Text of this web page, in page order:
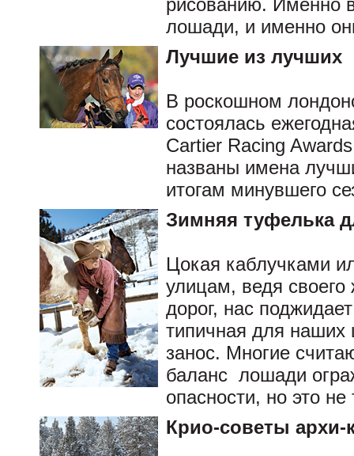
рисованию. Именно
лошади, и именно
Лучшие из лучших
В роскошном
состоялась
Cartier Racing
названы имена
итогам минувшего
Зимняя туфелька
Цокая каблучками
улицам, ведя своего
дорог, нас
типичная для наших
занос. Многие
баланс лошади
опасности, но это
Крио-советы архи-